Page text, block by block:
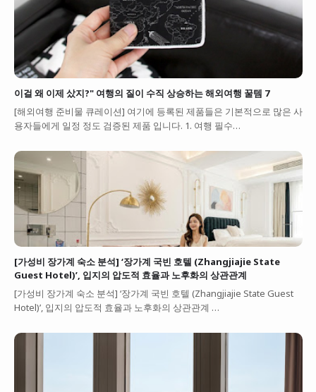
이걸 왜 이제 샀지?" 여행의 질이 수직 상승하는 해외여행 꿀템 7
[해외여행 준비물 큐레이션] 여기에 등록된 제품들은 기본적으로 많은 사
용자들에게 일정 정도 검증된 제품 입니다. 1. 여행 필수…
[가성비 장가계 숙소 분석] ‘장가계 국빈 호텔 (Zhangjiajie State
Guest Hotel)’, 입지의 압도적 효율과 노후화의 상관관계
[가성비 장가계 숙소 분석] ‘장가계 국빈 호텔 (Zhangjiajie State Guest
Hotel)’, 입지의 압도적 효율과 노후화의 상관관계 …